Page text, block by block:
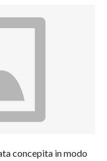
concepita in modo